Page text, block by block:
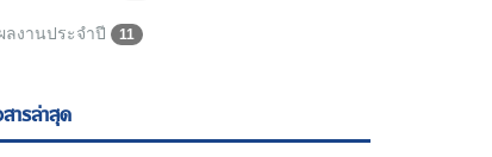
ลงานประจำปี 11
สารล่าสุด